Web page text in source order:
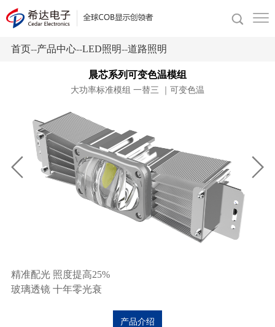
首页--产品中心--LED照明--道路照明
晨芯系列可变色温模组
大功率标准模组 一替三 ｜可变色温
精准配光 照度提高25%
玻璃透镜 十年零光衰
产品介绍